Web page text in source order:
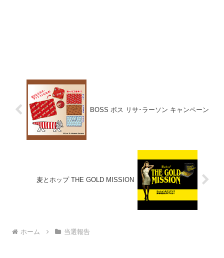
BOSS ボス リサ･ラーソン キャンペーン
麦とホップ THE GOLD MISSION
ホーム 当選報告